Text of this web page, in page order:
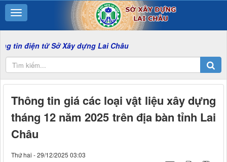
tử Sở Xây dựng Lai Châu
Thông tin giá các loại vật liệu xây dựng
tháng 12 năm 2025 trên địa bàn tỉnh Lai
Châu
Thứ hai - 29/12/2025 03:03